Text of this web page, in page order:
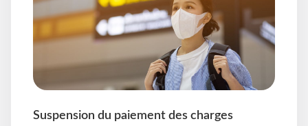
Suspension du paiement des charges